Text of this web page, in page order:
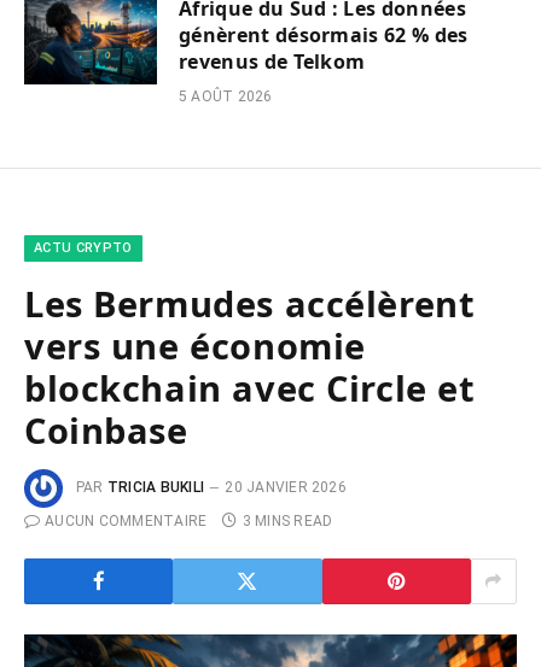
Afrique du Sud : Les données
génèrent désormais 62 % des
revenus de Telkom
5 AOÛT 2026
ACTU CRYPTO
Les Bermudes accélèrent
vers une économie
blockchain avec Circle et
Coinbase
PAR TRICIA BUKILI
20 JANVIER 2026
AUCUN COMMENTAIRE
3 MINS READ